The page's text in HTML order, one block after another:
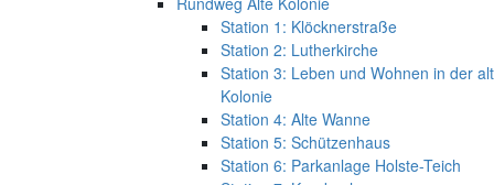
Station 1: Klöcknerstraße
Station 2: Lutherkirche
Station 3: Leben und Wohnen in der
Kolonie
Station 4: Alte Wanne
Station 5: Schützenhaus
Station 6: Parkanlage Holste-Teich